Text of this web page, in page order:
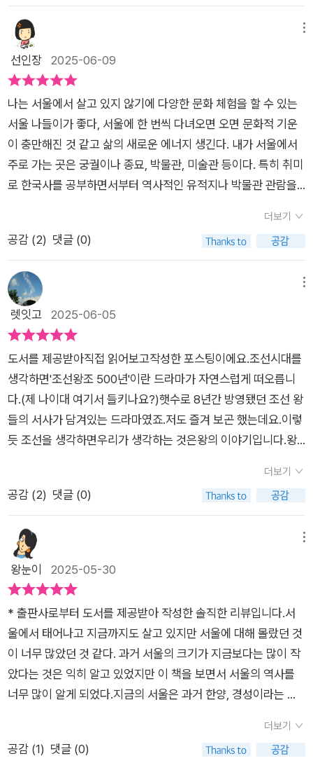
동교동, 금호동 등이 서울의 공식 공동묘지였는데, 이태원과 한남
동 주변이 택지가 되면서 무연고 묘를 망우리 묘지로 옮기고 그
지역을 주택가로 바꿨다는 이야기, 청계천이 쓰레기와 우물 등
때문에 하수구로 사용되었다는 점, 세종 때 좌의정 벼슬을 받았던
장애인이었다. 지금도 장애인에 대한 차별이 존재하는데, 차별이
심했을 것 같은 조선시대에 불편한 몸을 가졌어도 능력에 따라 고
위 관직에 올랐다는 사실이 또 다르게 다가왔다.​ 책을 읽으며 마
주한 조선의 모습은 참 새로웠고, 그동안 나 역시 현재라는 틀 안
에서 서울을 바라보았던 것 같다는 생각도 들었다. 지금 우리가
살고 있는 서울의 미래는 또 어떤 모습으로 바뀔까? 무척 궁금해
진다.
있었다는 설명을 보며, '옛날 사람들도 다 이유가 있었구나'라는
생각이 들었다. ​​조선이 유교 국가였다고만 여겼던 사람들이라면,
이 책은 인간적인 조선을 다양하게 펼쳐 보여주어서 다시 생각하
게 해줄 것이다. ​​또한 인물 중심의 역사가 아닌 공간 중심의 역사
서라는 점도 이 책의 매력이다. ​​성균관은 단순한 교육기관이 아니
라 인재들이 꿈을 품고 걷던 길이었고, 동대문 일대는 의복과 천
이 흘러다니던 살아 있는 경제 중심지였다. ​​지도 위에서 한양을
바라보면 보이지 않던 역사들이 책 속 사진과 함께 생생하게 그려
진다. ​​특히 1900년대 초반의 사진 자료들은 우리를 그 시대로 생
신을 신은 아이의 뒷모습까지—모두가 다큐멘터리보다 진하고
생생하게 다가온다.​​책을 읽으며 서울이라는 도시를 다른 눈으로
바라보게 됐다. ​​우리는 종종 서울을 현재의 풍경, 고층 건물과 빠
른 속도, 빛나는 간판들로만 기억한다. ​​하지만 이 책은 서울을 재
인식할 수 있도록 이끌어준다. 장사를 하고, 밥을 짓고, 아이를 키
우고, 길을 닦은 수많은 이름 없는 사람들이 있었고, 그들이 있었
담론을 어렵지 않게 필름을 돌려보듯이 펼쳐 보여준다. ​​사라진 풍
경에 귀 기울이고, 기억 속에서 밀려난 사람들에게 다시 시선을
주게 한다. ​​『우리가 몰랐던 옛적 서울 이야기』는 과거와 현재를
연결하는 가교 역할을 하는 책이다. 조선시대 서울의 진짜 역사가
궁금하다면 이 책을 읽어보기를 권한다. ​
부분은 서울의 가장 큰 시장 옆에서 사형이 이뤄졌다는 점이다.
그것은 두려움을 위한 통치를 노린 것일 수도 있겠으나, 다른 의
미도 있지 않았을까?하는 생각이 들었다. 중세 시대에 사형역시
는 점이 유사해 보였다. 그리고 이런 통치의 수단은 조선시대 말
까지 유효했다. 책속 사진이..=_=;; (그 옆에서 놀고 있는 아이들
의 모습도 꽤나 충격적)책의 초반에 조선시대 2번의 반정을 등장
한다. 반정이 일어났을 당시 반정세력이 어디를 어떻게 뚫고 들어
갔는지, 그리고 반정으로 쫒겨난 이들이 어떤 삶을 어디서 살았는
지를 설명하는 부분이 있는데, 이 부분에서 새로운 사실을 알았
다. 인조반정은 정~말 한끗차이로 성공했다는 점이다.(아.. 실패
을 부수고 들어갔는데 본진이 도착하는데 오래걸려 고작 100명
남짓이 부수고 들어갔다고 한다.. 광해군 뭐하셨나요.. 이때 막으
셨어야지.. 내가 지금 보고 있는 곳이 과거에 그토록 중요한 장소
였다는 점은 그 장소가 다시 낯설게 느껴지게 하는 경험이였다.그
리고 등장하는 서울 각 곳이 조선시대에 어떤 곳이여였는지.. 마
포, 이태원은 무덤이 즐비한 곳(당시의 사진을 보면 진짜 무섭다
고 해야 하나 그로테스크하다고 해야하나..)이였고, 청계천은 도
시의 하수도 였다. 온갖 오수가 흐르고, 아이의 시체도 (거둘수 없
는 아이들) 버려지는 곳였다고 한다… 그러니 500년후의 서울이
지금 어느쪽이 더 나은가에 대한 가치판단은 할 수가 없다. 그 때
와 지금의 도덕적 잣대가 다르니말이다. 하지만 이것 하나만큼음
이 책을 읽으며 새삼 그 때가 사람을 사람답게 본 측면도 있다는
점을 알았다.(신분차별은 논외) 장애인을 바라보는 시각이다.물
론 책속에 등장하는 이들은 양반이지만, 시각장애인이든 다리의
장애로인해 걷지 못하는 이들이든 장애인에 대해서 적어도 신체
오롯이 그 일에 대한 실력만 갖췄다면 그밖의 것은 문제가 되지
않았다. 그러면서도 장애인에 대한 국가적 우대또한 존재했다. 각
종 국가 의무에서 면제 했고, 국가 주도로 장애인 단체도 존재했
었다. 맹인 악사도 존재했고, 중종은 맹인 장애인들을 초청해 대
접하기도 했다.지금우리는 장애인을 대하는 인식이나 처우 등은
OECD 평균에도 한참 못미치고 있으니…. 슬플 따름이다.흥미로
운 내용도 있고, 지금도 다른 면모에 새삼 놀라기도 했다. 500년-
선인장 2025-06-09
나는 서울에서 살고 있지 않기에 다양한 문화 체험을 할 수 있는
서울 나들이가 좋다, 서울에 한 번씩 다녀오면 오면 문화적 기운
이 충만해진 것 같고 삶의 새로운 에너지 생긴다. 내가 서울에서
주로 가는 곳은 궁궐이나 종묘, 박물관, 미술관 등이다. 특히 취미
로 한국사를 공부하면서부터 역사적인 유적지나 박물관 관람을
지식보다 당시 사람들의 삶을 종합적으로 그려볼 수 있는 책이 있
었으면 좋겠다고 생각했는데, <우리가 몰랐던 옛적 서울 이야기
‘2부 한양의 사람, 삶의 이야기’를 통해 그동안의 왕실이나 역사
적 사건 위주의 역사 설명에서 벗어나 한양의 땅과 그곳에서 살았
던 사람들의 전반적인 생활 모습에 대해 종합적으로 들려준다. 그
낌을 준다. 또한 사람들이 사는 모습은 예나 지금이나 다를 바 없
다는 생각도 하게 한다. 우선 1부의 여는 글부터 흥미롭다. 먹을거
리에 대한 관심이 지대해진 요즘을 반영한 듯 ‘소고기’에 관한 것
이다. 소는 농사에 이용해야 해서 귀하게 여겨 별로 안 먹었을 것
같은데 조선시대 사람들이 가장 좋아했던 고기이며, 한양도성 내
에서 합법적으로 소를 잡을 수 있게 허가된 곳이 성균관이라는 흥
미로운 이야기를 들려준다. 이 밖에도 술과 영조의 금주령, 도성
서 보지 못한 재미있는 역사 이야기를 들려준다, 게다가 사진과
그림도 커서 당시의 모습이 더욱 실감적으로 다가온다. 이 책 57
쪽에 한양의 설날 풍경에 관한 글에서 ‘18세기 전후 한양의 설날
풍경은 조선이 가난하고 낙후됐다는 통념을 여지없이 허문다’라
는 글이 나오는데, 이 책 1부를 읽으면서 내가 조선에 대한 그런
편견을 가졌음도 느꼈다. 나는 한양의 역사가 궁금해 서울역사박
물관에 여러 번 갔었는데, 거기서 본 유물 사이에 있던 이야기들
을, 그래서 내가 파악하지 못한 이야기들에 대한 아쉬움이 있었는
데, 이 책을 통해 그 아쉬움을 채울 수 있어 좋았다, <우리가 몰랐
영할 책이고, 역사를 좋아하지 않는 사람들도 몇몇 나선 용어가
나와서 불편할 뿐이지 과거의 사람들이 살던 모습에 대한 이야기
더보기
공감 (2) 댓글 (0)
렛잇고 2025-06-05
도서를 제공받아직접 읽어보고작성한 포스팅이에요.조선시대를
생각하면'조선왕조 500년'이란 드라마가 자연스럽게 떠오릅니
다.(제 나이대 여기서 들키나요?)햇수로 8년간 방영됐던 조선 왕
들의 서사가 담겨있는 드라마였죠.저도 즐겨 보곤 했는데요.이렇
듯 조선을 생각하면우리가 생각하는 것은왕의 이야기입니다.왕
제로 역사를 흥미롭게 알아가긴 했지만요.그 당시 왕을 제외한 사
람들이 사는 서울은 어땠는지를얼마나 알고 계신가요?지금 살고
있는 혹은 내가 알고 있는 서울이 지금의 모습과 비슷하게 남아있
는지,얼마나 다를 지알고 계시나요?서울 곳곳을 지나가다 보면
무언가 사건을 장소를 기리는비석들, 정자, 건축물을 보게 되는데
요.그게 어떤 것인지글씨는 너무도 작고,온통 한자인데다가읽어
을만합니다!서울 곳곳에 조선의 사연이세세하고 다양하게 담겨
있어요!!우리가 아는 한강,서울에 가면 반드시 가야 할 곳들인청
계천, 광화문이지금 모습이 아니었다니까요!과거 시대 사람들은
한없이 먹을 게 부족할 것 같은데,한 해에 소를 40만 마리나 도축
했다니요!관리들이커피나 차처럼 술을 수시로 마셨다니요!!세조
의 남자 정인지가세조를 향해 '너'라고 했다니 상상이 가시나요?
한양도 인구 과밀로골머리를 앓았다네요!공인중개사도 있었대
더보기
공감 (2) 댓글 (0)
왕눈이 2025-05-30
* 출판사로부터 도서를 제공받아 작성한 솔직한 리뷰입니다.서
울에서 태어나고 지금까지도 살고 있지만 서울에 대해 몰랐던 것
이 너무 많았던 것 같다. 과거 서울의 크기가 지금보다는 많이 작
았다는 것은 익히 알고 있었지만 이 책을 보면서 서울의 역사를
너무 많이 알게 되었다.​지금의 서울은 과거 한양, 경성이라는 이
나 새로운 수도지의 천도가 가장 중요한 사업이었고 지금의 터에
궁궐을 짓고 한양의 역사가 시작되었다. 왕이 살았던 도시이니 가
더보기
공감 (1) 댓글 (0)